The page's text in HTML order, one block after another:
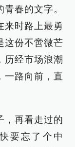
春的文字。
来时路上最勇
这份不啻微芒
历经市场浪潮
一路向前，直
，再看走过的
要忘了个中